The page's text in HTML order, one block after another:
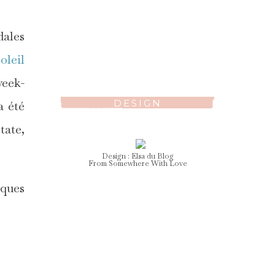
été
DESIGN
Design : Elsadu Blog
From Somewhere With Love